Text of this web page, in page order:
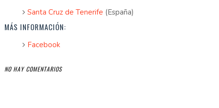
Santa Cruz de Tenerife (España)
MÁS INFORMACIÓN:
Facebook
NO HAY COMENTARIOS